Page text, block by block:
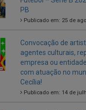
Convocação de
agentes culturais,
empresa ou
Cecília!
Publicado em: 14 de
Entrega de Novos
Comunitários de
Publicado em: 5 de julho